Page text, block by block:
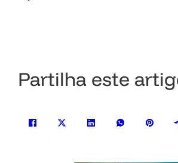
Partilha este